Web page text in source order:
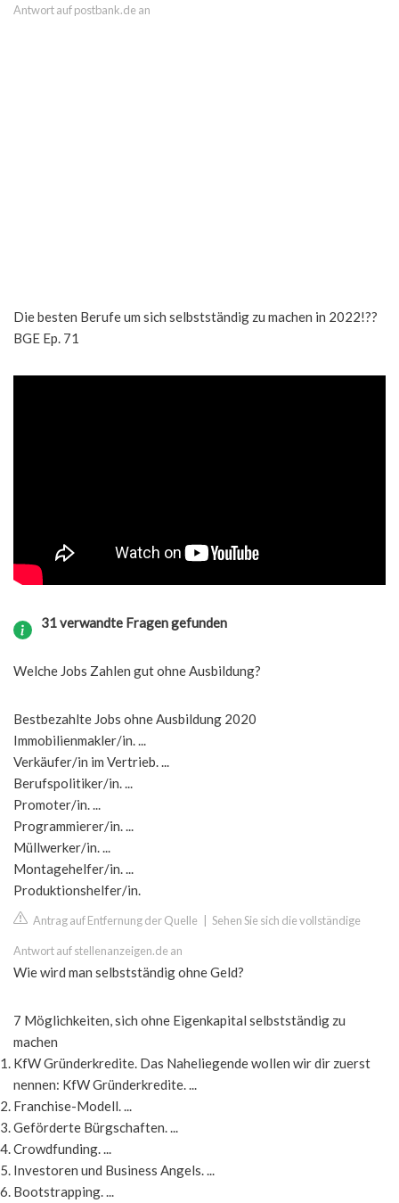
Antwort auf postbank.de an
Die besten Berufe um sich selbstständig zu machen in 2022!??
BGE Ep. 71
31 verwandte Fragen gefunden
Welche Jobs Zahlen gut ohne Ausbildung?
Bestbezahlte Jobs ohne Ausbildung 2020
Immobilienmakler/in. ...
Verkäufer/in im Vertrieb. ...
Berufspolitiker/in. ...
Promoter/in. ...
Programmierer/in. ...
Müllwerker/in. ...
Montagehelfer/in. ...
Produktionshelfer/in.
Antrag auf Entfernung der Quelle Sehen Sie sich die vollständige
Antwort auf stellenanzeigen.de an
Wie wird man selbstständig ohne Geld?
7 Möglichkeiten, sich ohne Eigenkapital selbstständig zu
machen
KfW Gründerkredite. Das Naheliegende wollen wir dir zuerst
nennen: KfW Gründerkredite. ...
Franchise-Modell. ...
Geförderte Bürgschaften. ...
Crowdfunding. ...
Investoren und Business Angels. ...
Bootstrapping. ...